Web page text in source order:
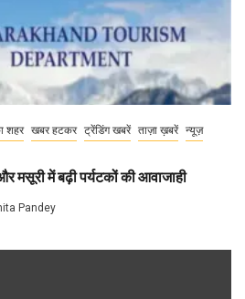
शहर खबर हटकर ट्रेंडिंग खबरें ताज़ा ख़बरें न्यूज़
मसूरी में बढ़ी पर्यटकों की आवाजाही
Pandey